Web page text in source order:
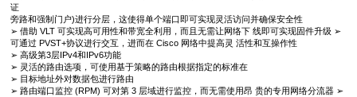
证
旁路和强制门户)进行分层，这使得单个端口即可实现灵活访问并确保安全性
➢借助 VLT 可实现高可用性和带宽全利用，而且无需让网络下 线即可实现固件升级 ➢
可通过 PVST+协议进行交互，进而在 Cisco 网络中提高灵 活性和互操作性
➢高级第3层IPv4和IPv6功能
➢ 灵活的路由选项，可使用基于策略的路由根据指定的标准在
➢ 目标地址外对数据包进行路由
➢路由端口监控 (RPM) 可对第 3 层域进行监控，而无需使用昂 贵的专用网络分流器 ➢